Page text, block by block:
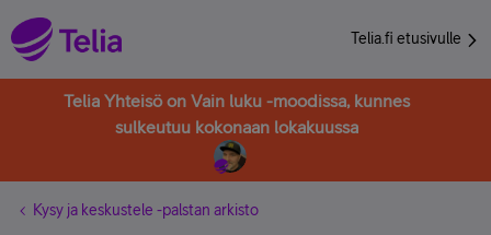
Telia.fi etusivulle
Telia Yhteisö on Vain luku -moodissa, kunnes
sulkeutuu kokonaan lokakuussa
Kysy ja keskustele -palstan arkisto